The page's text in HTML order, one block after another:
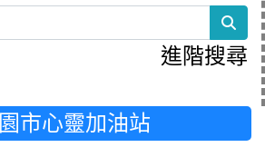
進階搜尋
市心靈加油站